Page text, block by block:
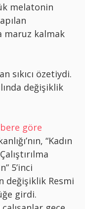
melatonin
maruz kalmak
sıkıcı özetiydi.
değişiklik
göre
“Kadın
5’inci
değişiklik Resmi
girdi.